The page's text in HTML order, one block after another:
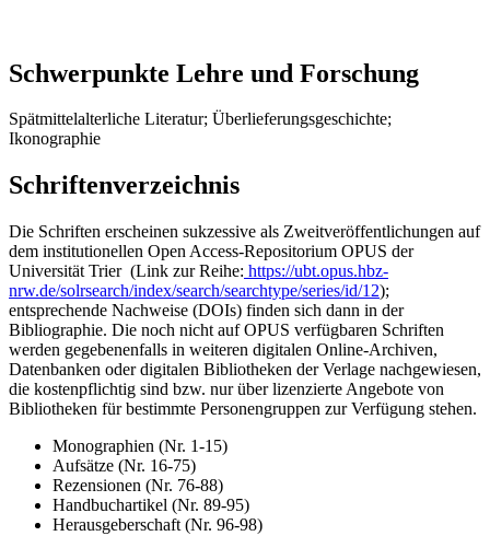
Schwerpunkte Lehre und Forschung
Spätmittelalterliche Literatur; Überlieferungsgeschichte;
Ikonographie
Schriftenverzeichnis
Die Schriften erscheinen sukzessive als Zweitveröffentlichungen auf
dem institutionellen Open Access-Repositorium OPUS der
Universität Trier (Link zur Reihe: https://ubt.opus.hbz-
nrw.de/solrsearch/index/search/searchtype/series/id/12);
entsprechende Nachweise (DOIs) finden sich dann in der
Bibliographie. Die noch nicht auf OPUS verfügbaren Schriften
werden gegebenenfalls in weiteren digitalen Online-Archiven,
Datenbanken oder digitalen Bibliotheken der Verlage nachgewiesen,
die kostenpflichtig sind bzw. nur über lizenzierte Angebote von
Bibliotheken für bestimmte Personengruppen zur Verfügung stehen.
Monographien (Nr. 1-15)
Aufsätze (Nr. 16-75)
Rezensionen (Nr. 76-88)
Handbuchartikel (Nr. 89-95)
Herausgeberschaft (Nr. 96-98)